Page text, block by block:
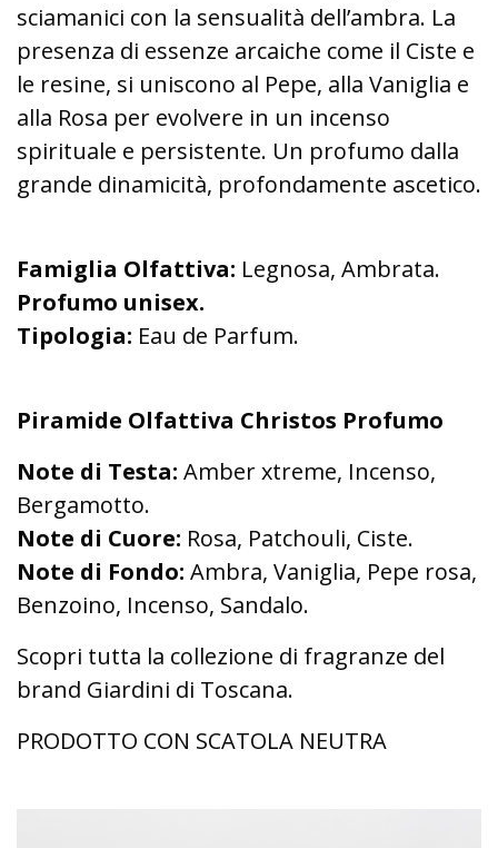
sciamanici con la sensualità dell’ambra. La
presenza di essenze arcaiche come il Ciste e
le resine, si uniscono al Pepe, alla Vaniglia e
alla Rosa per evolvere in un incenso
spirituale e persistente. Un profumo dalla
grande dinamicità, profondamente ascetico.
Famiglia Olfattiva: Legnosa, Ambrata.
Profumo unisex.
Tipologia: Eau de Parfum.
Piramide Olfattiva Christos Profumo
Note di Testa: Amber xtreme, Incenso,
Bergamotto.
Note di Cuore: Rosa, Patchouli, Ciste.
Note di Fondo: Ambra, Vaniglia, Pepe rosa,
Benzoino, Incenso, Sandalo.
Scopri tutta la collezione di fragranze del
brand Giardini di Toscana.
PRODOTTO CON SCATOLA NEUTRA